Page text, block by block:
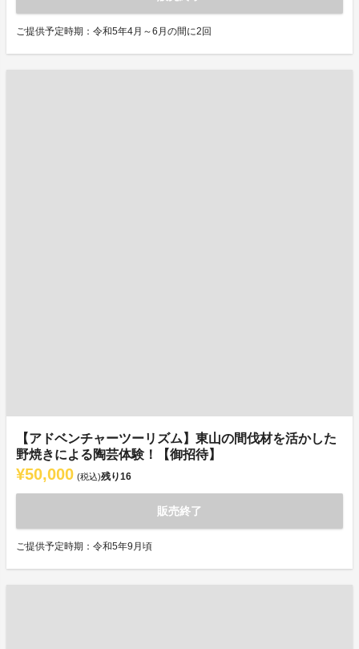
ご提供予定時期：令和5年4月～6月の間に2回
【アドベンチャーツーリズム】東山の間伐材を活かした
野焼きによる陶芸体験！【御招待】
¥50,000 (税込)残り16
販売終了
ご提供予定時期：令和5年9月頃